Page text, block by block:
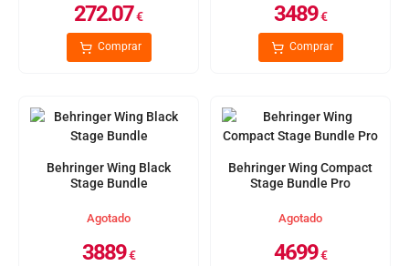
272.07€
Comprar
3489€
Comprar
Behringer Wing Black
Stage Bundle
Agotado
3889€
Behringer Wing Compact
Stage Bundle Pro
Agotado
4699€